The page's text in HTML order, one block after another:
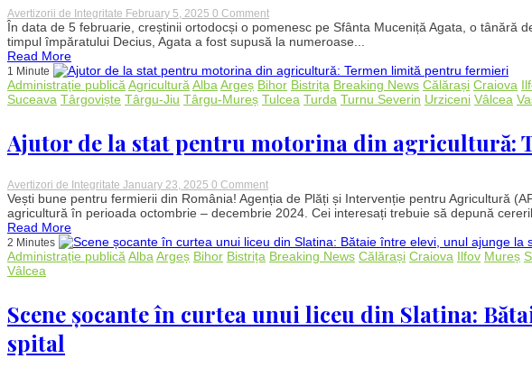
Avertizorii de Integritate February 5, 2025 0 Commenton
Sărbătoare
5
Sfintei
Agata
și
Teodula
În data de 5 februarie, creștinii ortodocși o pomenesc pe Sfânta Muceniță Agata, o tânără
timpul împăratului Decius, Agata a fost supusă la numeroase...
Read More
1 Minute
Administrație publicăAgriculturăAlbaArgeș Bihor Bistrița Breaking News Călărași Craiova
Suceava Târgoviște Târgu-Jiu Târgu-Mureș Tulcea Turda Turnu Severin Urziceni Vâlcea
Ajutor de la stat pentru motorina din agricultură:
Avertizori de Integritate January 23, 2025 0 Commenton
Ajutor
de
stat
pentru
motorina
limită
pentru
Vești bune pentru fermierii din România! Agenția de Plăți și Intervenție pentru Agricultură
agricultură în perioada octombrie – decembrie 2024. Cei interesați trebuie să depună
Read More
2 Minutes
Administrație publicăAlbaArgeș Bihor Bistrița Breaking News Călărași Craiova Ilfov Mureș
Vâlcea
Scene șocante în curtea unui liceu din Slatina:
spital